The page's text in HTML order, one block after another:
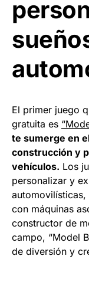
El primer juego
gratuita es
te sumerge en
construcción y
vehículos. Los
personalizar y
automovilísticas,
con máquinas
constructor de
campo, “Model
de diversión y